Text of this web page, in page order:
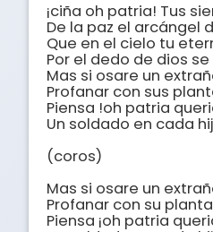
¡ciña oh patria! Tus
De la paz el arcángel
Que en el cielo tu
Por el dedo de dios
Mas si osare un
Profanar con sus
Piensa !oh patria
Un soldado en cada
(coros)
Mas si osare un
Profanar con su
Piensa ¡oh patria